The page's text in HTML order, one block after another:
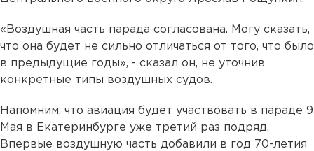
«Воздушная часть парада согласована. Могу сказать,
что она будет не сильно отличаться от того, что было
в предыдущие годы», - сказал он, не уточнив
конкретные типы воздушных судов.
Напомним, что авиация будет участвовать в параде 9
Мая в Екатеринбурге уже третий раз подряд.
Впервые воздушную часть добавили в год 70-летия